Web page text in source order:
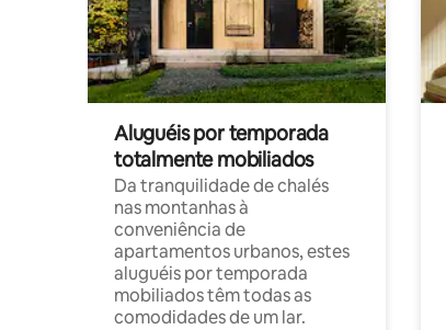
Aluguéis por temporada
totalmente mobiliados
Da tranquilidade de chalés
nas montanhas à
conveniência de
apartamentos urbanos, estes
aluguéis por temporada
mobiliados têm todas as
comodidades de um lar.